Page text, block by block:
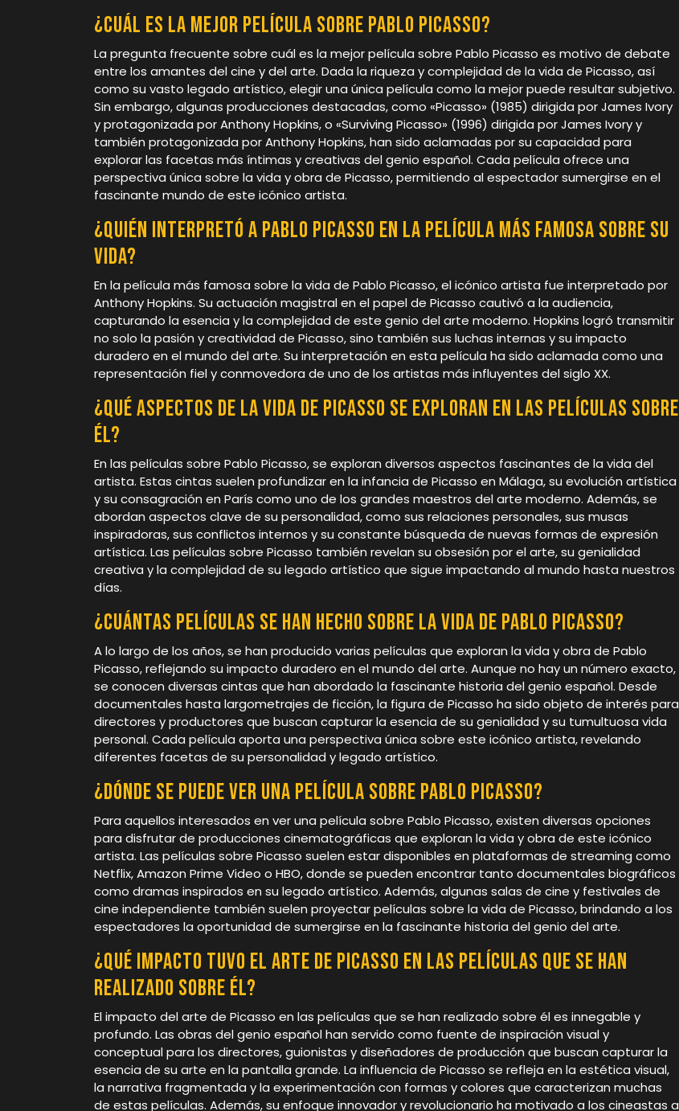
¿Cuál es la mejor película sobre Pablo Picasso?
La pregunta frecuente sobre cuál es la mejor película sobre Pablo Picasso es motivo de debate
entre los amantes del cine y del arte. Dada la riqueza y complejidad de la vida de Picasso, así
como su vasto legado artístico, elegir una única película como la mejor puede resultar subjetivo.
Sin embargo, algunas producciones destacadas, como «Picasso» (1985) dirigida por James Ivory
y protagonizada por Anthony Hopkins, o «Surviving Picasso» (1996) dirigida por James Ivory y
también protagonizada por Anthony Hopkins, han sido aclamadas por su capacidad para
explorar las facetas más íntimas y creativas del genio español. Cada película ofrece una
perspectiva única sobre la vida y obra de Picasso, permitiendo al espectador sumergirse en el
fascinante mundo de este icónico artista.
¿Quién interpretó a Pablo Picasso en la película más famosa sobre su
vida?
En la película más famosa sobre la vida de Pablo Picasso, el icónico artista fue interpretado por
Anthony Hopkins. Su actuación magistral en el papel de Picasso cautivó a la audiencia,
capturando la esencia y la complejidad de este genio del arte moderno. Hopkins logró transmitir
no solo la pasión y creatividad de Picasso, sino también sus luchas internas y su impacto
duradero en el mundo del arte. Su interpretación en esta película ha sido aclamada como una
representación fiel y conmovedora de uno de los artistas más influyentes del siglo XX.
¿Qué aspectos de la vida de Picasso se exploran en las películas sobre
él?
En las películas sobre Pablo Picasso, se exploran diversos aspectos fascinantes de la vida del
artista. Estas cintas suelen profundizar en la infancia de Picasso en Málaga, su evolución artística
y su consagración en París como uno de los grandes maestros del arte moderno. Además, se
abordan aspectos clave de su personalidad, como sus relaciones personales, sus musas
inspiradoras, sus conflictos internos y su constante búsqueda de nuevas formas de expresión
artística. Las películas sobre Picasso también revelan su obsesión por el arte, su genialidad
creativa y la complejidad de su legado artístico que sigue impactando al mundo hasta nuestros
días.
¿Cuántas películas se han hecho sobre la vida de Pablo Picasso?
A lo largo de los años, se han producido varias películas que exploran la vida y obra de Pablo
Picasso, reflejando su impacto duradero en el mundo del arte. Aunque no hay un número exacto,
se conocen diversas cintas que han abordado la fascinante historia del genio español. Desde
documentales hasta largometrajes de ficción, la figura de Picasso ha sido objeto de interés para
directores y productores que buscan capturar la esencia de su genialidad y su tumultuosa vida
personal. Cada película aporta una perspectiva única sobre este icónico artista, revelando
diferentes facetas de su personalidad y legado artístico.
¿Dónde se puede ver una película sobre Pablo Picasso?
Para aquellos interesados en ver una película sobre Pablo Picasso, existen diversas opciones
para disfrutar de producciones cinematográficas que exploran la vida y obra de este icónico
artista. Las películas sobre Picasso suelen estar disponibles en plataformas de streaming como
Netflix, Amazon Prime Video o HBO, donde se pueden encontrar tanto documentales biográficos
como dramas inspirados en su legado artístico. Además, algunas salas de cine y festivales de
cine independiente también suelen proyectar películas sobre la vida de Picasso, brindando a los
espectadores la oportunidad de sumergirse en la fascinante historia del genio del arte.
¿Qué impacto tuvo el arte de Picasso en las películas que se han
realizado sobre él?
El impacto del arte de Picasso en las películas que se han realizado sobre él es innegable y
profundo. Las obras del genio español han servido como fuente de inspiración visual y
conceptual para los directores, guionistas y diseñadores de producción que buscan capturar la
esencia de su arte en la pantalla grande. La influencia de Picasso se refleja en la estética visual,
la narrativa fragmentada y la experimentación con formas y colores que caracterizan muchas
de estas películas. Además, su enfoque innovador y revolucionario ha motivado a los cineastas a